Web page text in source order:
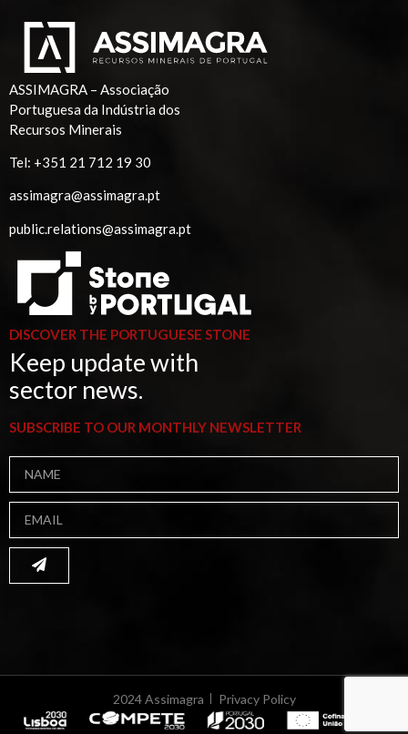
ASSIMAGRA – Associação
Portuguesa da Indústria dos
Recursos Minerais
Tel: +351 21 712 19 30
assimagra@assimagra.pt
public.relations@assimagra.pt
DISCOVER THE PORTUGUESE STONE
Keep update with
sector news.
SUBSCRIBE TO OUR MONTHLY NEWSLETTER
2024 Assimagra Privacy Policy